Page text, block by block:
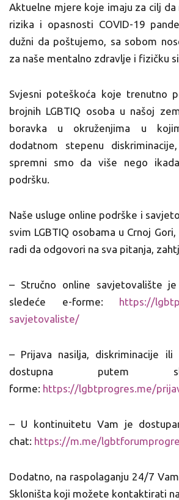
Aktuelne mjere koje imaju za cilj
rizika i opasnosti COVID-19
dužni da poštujemo, sa sobom
za naše mentalno zdravlje i fizičku
Svjesni poteškoća koje trenutno
brojnih LGBTIQ osoba u našoj
boravka u okruženjima u
dodatnom stepenu
spremni smo da više nego
podršku.
Naše usluge online podrške i
svim LGBTIQ osobama u Crnoj
radi da odgovori na sva pitanja,
– Stručno online savjetovalište
sledeće e-forme: https://
savjetovaliste/
– Prijava nasilja, diskriminacije
dostupna putem
forme: https://lgbtprogres.me/
– U kontinuitetu Vam je
chat: https://m.me/
Dodatno, na raspolaganju 24/7
Skloništa koji možete kontaktirati